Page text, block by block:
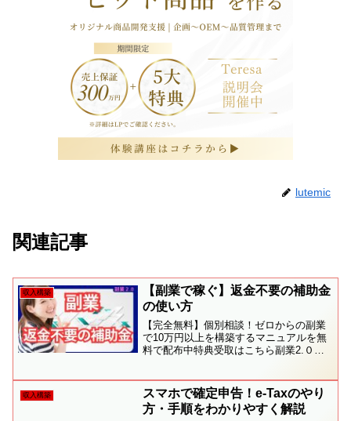
lutemic
関連記事
収入構築
【副業で稼ぐ】返金不要の補助金
の使い方
【完全無料】個別相談！ゼロからの副業
で10万円以上を構築するマニュアルを無
料で配布中特典受取はこちら副業2.０で
業2.0で稼ぐ】自動化のコツ無料面談はこ
ちら副業2....
収入構築
スマホで確定申告！e-Taxのやり
方・手順をわかりやすく解説